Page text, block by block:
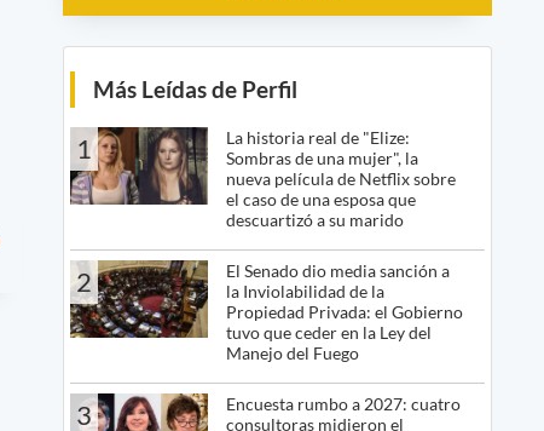
Más Leídas de Perfil
1
La historia real de "Elize:
Sombras de una mujer", la
nueva película de Netflix sobre
el caso de una esposa que
descuartizó a su marido
2
El Senado dio media sanción a
la Inviolabilidad de la
Propiedad Privada: el Gobierno
tuvo que ceder en la Ley del
Manejo del Fuego
3
Encuesta rumbo a 2027: cuatro
consultoras midieron el